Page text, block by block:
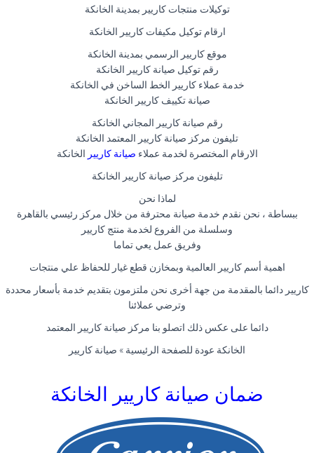
توكيلات منتجات كاريير بمدينة الخانكة
ارقام توكيل مكيفات كاريير الخانكة
موقع كاريير الرسمي بمدينة الخانكة
رقم توكيل صيانة كاريير الخانكة
خدمة عملاء كاريير الخط الساخن في الخانكة
صيانة تكييف كاريير الخانكة
رقم صيانة كاريير المجاني الخانكة
تليفون مركز صيانة كاريير المعتمد الخانكة
الارقام المختصرة لخدمة عملاء صيانة كاريير الخانكة
تليفون مركز صيانة كاريير الخانكة
لماذا نحن
ببساطة ، نحن نقدم خدمة صيانة محترفة من خلال مركز رئيسي بالقاهرة
وسلسلة من الفروع لخدمة منتج كاريير
وفريق عمل يعي تماما
اهمية أسم كاريير العالمية وبمخازن قطع غيار للحفاظ علي منتجات
كاريير دائما بالمقدمة من جهة أخرى نحن ملتزمون بتقديم خدمة بأسعار محددة
وترضي عملائنا
دائما على عكس ذلك اتصلو بنا مركز صيانة كاريير المعتمد
الخانكة عودة للصفحة الرئيسية » صيانة كاريير
ضمان صيانة كاريير الخانكة